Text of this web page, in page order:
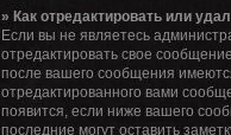
» Как отредактировать или
Если вы не являетесь
отредактировать свое
после вашего сообщения
отредактированного вами
появится, если ниже вашего
последние могут оставить